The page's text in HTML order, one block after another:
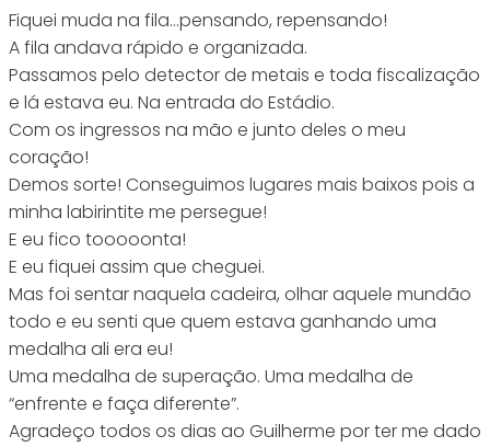
Fiquei muda na fila…pensando, repensando!
A fila andava rápido e organizada.
Passamos pelo detector de metais e toda fiscalização
e lá estava eu. Na entrada do Estádio.
Com os ingressos na mão e junto deles o meu
coração!
Demos sorte! Conseguimos lugares mais baixos pois a
minha labirintite me persegue!
E eu fico tooooonta!
E eu fiquei assim que cheguei.
Mas foi sentar naquela cadeira, olhar aquele mundão
todo e eu senti que quem estava ganhando uma
medalha ali era eu!
Uma medalha de superação. Uma medalha de
“enfrente e faça diferente”.
Agradeço todos os dias ao Guilherme por ter me dado